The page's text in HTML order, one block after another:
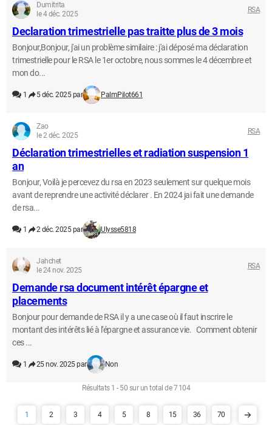
Dumitrita
le 4 déc. 2025
RSA
Declaration trimestrielle pas traitte plus de 3 mois
Bonjour,Bonjour, j'ai un problème similaire : j'ai déposé ma déclaration
trimestrielle pour le RSA le 1er octobre, nous sommes le 4 décembre et
mon do...
1 5 déc. 2025 par PalmPilot661
Zao
le 2 déc. 2025
RSA
Déclaration trimestrielles et radiation suspension 1
an
Bonjour, Voilà je percevez du rsa en 2023 seulement sur quelque mois
avant de reprendre une activité déclarer . En 2024 jai fait une demande
de rsa...
1 2 déc. 2025 par Ulysse5818
Jahchet
le 24 nov. 2025
RSA
Demande rsa document intérêt épargne et
placements
Bonjour pour demande de RSA il y a une case où il faut inscrire le
montant des intérêts lié à l'épargne et assurance vie. Comment obtenir
ces ...
1 25 nov. 2025 par Non
Résultats 1 - 50 sur un total de 7 104
1 2 3 4 5 8 15 36 70